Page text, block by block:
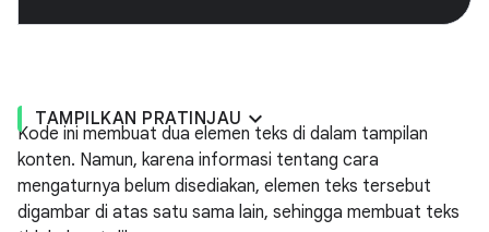
TAMPILKAN PRATINJAU
Kode ini membuat dua elemen teks di dalam tampilan
konten. Namun, karena informasi tentang cara
mengaturnya belum disediakan, elemen teks tersebut
digambar di atas satu sama lain, sehingga membuat teks